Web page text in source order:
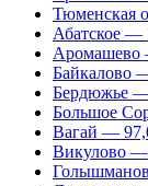
Тюменская
Абатское —
Аромашево
Байкалово
Бердюжье
Большое
Вагай —
Викулово